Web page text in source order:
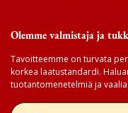
Olemme valmistaja ja
Tavoitteemme on turvata
korkea laatustandardi.
tuotantomenetelmiä ja